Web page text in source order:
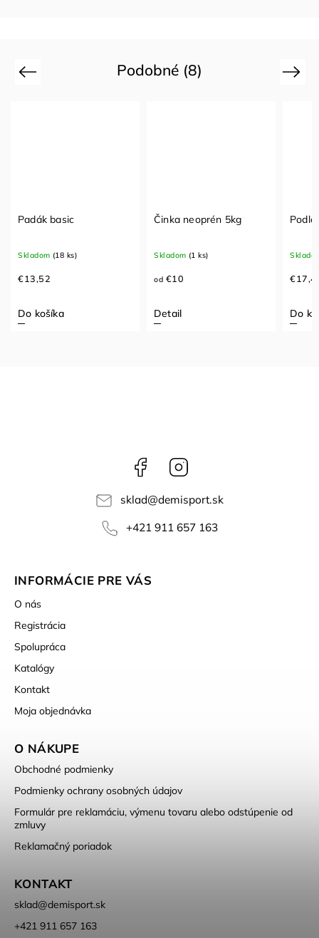
Podobné (8)
Previous
Padák basic
Skladom (18 ks)
€13,52
Do košíka
Činka neoprén 5kg
Skladom (1 ks)
od €10
Detail Do
Next
Facebook
sklad@demisport.sk
+421 911 657 163
INFORMÁCIE PRE VÁS
O nás
Registrácia
Spolupráca
Katalógy
Kontakt
Moja objednávka
O NÁKUPE
Obchodné podmienky
Podmienky ochrany osobných údajov
Formulár pre reklamáciu, výmenu tovaru alebo odstúpenie od
zmluvy
Reklamačný poriadok
KONTAKT
sklad@demisport.sk
+421 911 657 163